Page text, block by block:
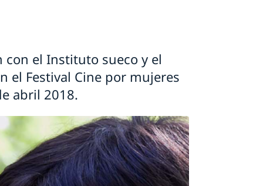
con el Instituto sueco y el
el Festival Cine por mujeres
abril 2018.